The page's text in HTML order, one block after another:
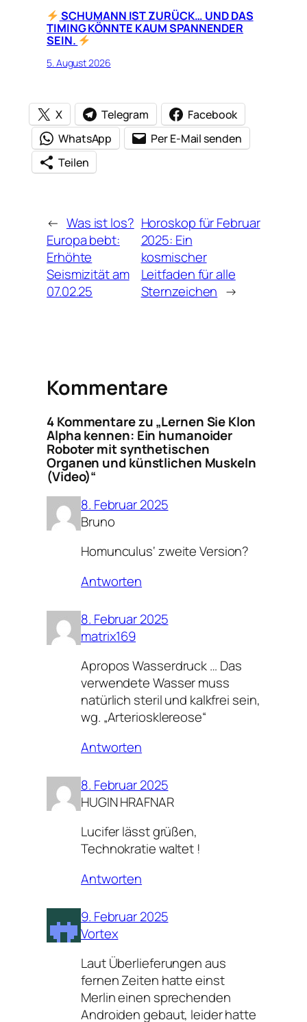
SCHUMANN IST ZURÜCK… UND DAS
TIMING KÖNNTE KAUM SPANNENDER
SEIN.
5. August 2026
X Telegram
Facebook
WhatsApp
Per E-Mail senden
Teilen
← Was ist los?
Europa bebt:
Erhöhte
Seismizität am
07.02.25
Horoskop für Februar
2025: Ein
kosmischer
Leitfaden für alle
Sternzeichen →
Kommentare
4 Kommentare zu „Lernen Sie Klon
Alpha kennen: Ein humanoider
Roboter mit synthetischen
Organen und künstlichen Muskeln
(Video)“
8. Februar 2025
Bruno
Homunculus‘ zweite Version?
Antworten
8. Februar 2025
matrix169
Apropos Wasserdruck … Das
verwendete Wasser muss
natürlich steril und kalkfrei sein,
wg. „Arteriosklereose“
Antworten
8. Februar 2025
HUGIN HRAFNAR
Lucifer lässt grüßen,
Technokratie waltet !
Antworten
9. Februar 2025
Vortex
Laut Überlieferungen aus
fernen Zeiten hatte einst
Merlin einen sprechenden
Androiden gebaut, leider hatte